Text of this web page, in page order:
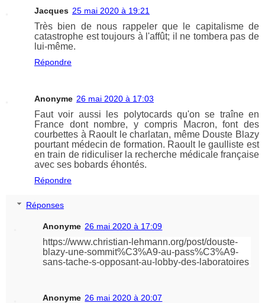
Jacques 25 mai 2020 à 19:21
Très bien de nous rappeler que le capitalisme de
catastrophe est toujours à l'affût; il ne tombera pas de
lui-même.
Répondre
Anonyme 26 mai 2020 à 17:03
Faut voir aussi les polytocards qu'on se traîne en
France dont nombre, y compris Macron, font des
courbettes à Raoult le charlatan, même Douste Blazy
pourtant médecin de formation. Raoult le gaulliste est
en train de ridiculiser la recherche médicale française
avec ses bobards éhontés.
Répondre
Réponses
Anonyme 26 mai 2020 à 17:09
https://www.christian-lehmann.org/post/douste-
blazy-une-sommit%C3%A9-au-pass%C3%A9-
sans-tache-s-opposant-au-lobby-des-laboratoires
Anonyme 26 mai 2020 à 20:07